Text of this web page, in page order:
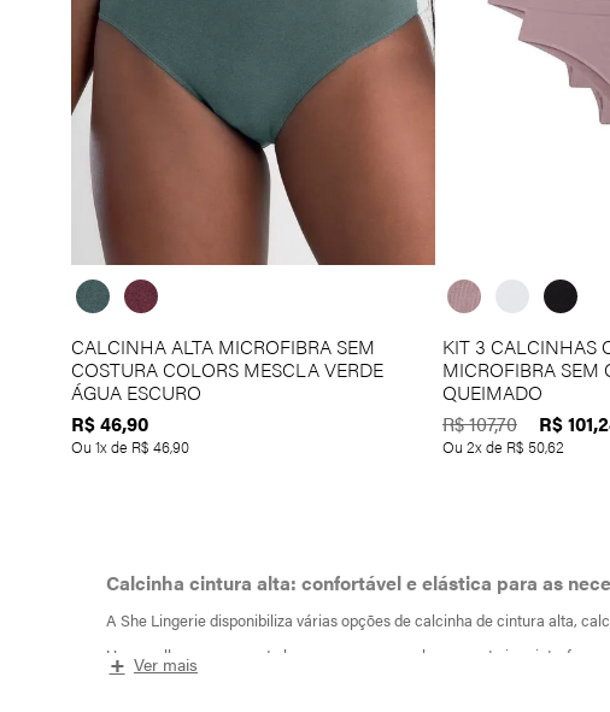
CALCINHA ALTA MICROFIBRA SEM
COSTURA COLORS MESCLA VERDE
ÁGUA ESCURO
R$46,90
Ou 1x de R$ 46,90
KIT 3 CALCINHAS
MICROFIBRA SEM
QUEIMADO
R$107,70 R$101,
Ou 2x de R$ 50,62
Calcinha cintura alta: confortável e elástica para as
A She Lingerie disponibiliza várias opções de calcinha de cintura alta,
Uma mulher que se sente bem com o corpo sabe o quanto isso interfere
Tendo isso em vista, oferecemos opções de calcinha cintura alta
+ Ver mais